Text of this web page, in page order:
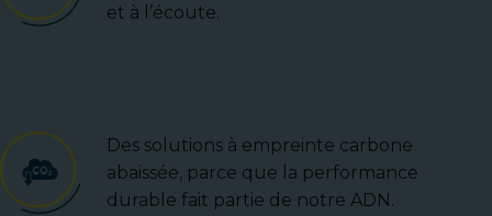
et à l’écoute.
Des solutions à empreinte carbone
abaissée, parce que la performance
durable fait partie de notre ADN.